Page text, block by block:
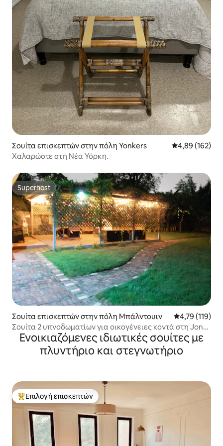
Σουίτα επισκεπτών στην πόλη Yonkers Μέση
4,89 (162)
Χαλαρώστε στη Νέα Υόρκη.
Superhost
Superhost
Σουίτα επισκεπτών στην πόλη Μπάλντουιν Μέση
4,79 (119)
Σουίτα 2 υπνοδωματίων για οικογένειες κοντά στη Jones
Beach και το LIRR
Ενοικιαζόμενες ιδιωτικές σουίτες με
πλυντήριο και στεγνωτήριο
Κορυφαία επιλογή επισκεπτών
Επιλογή επισκεπτών